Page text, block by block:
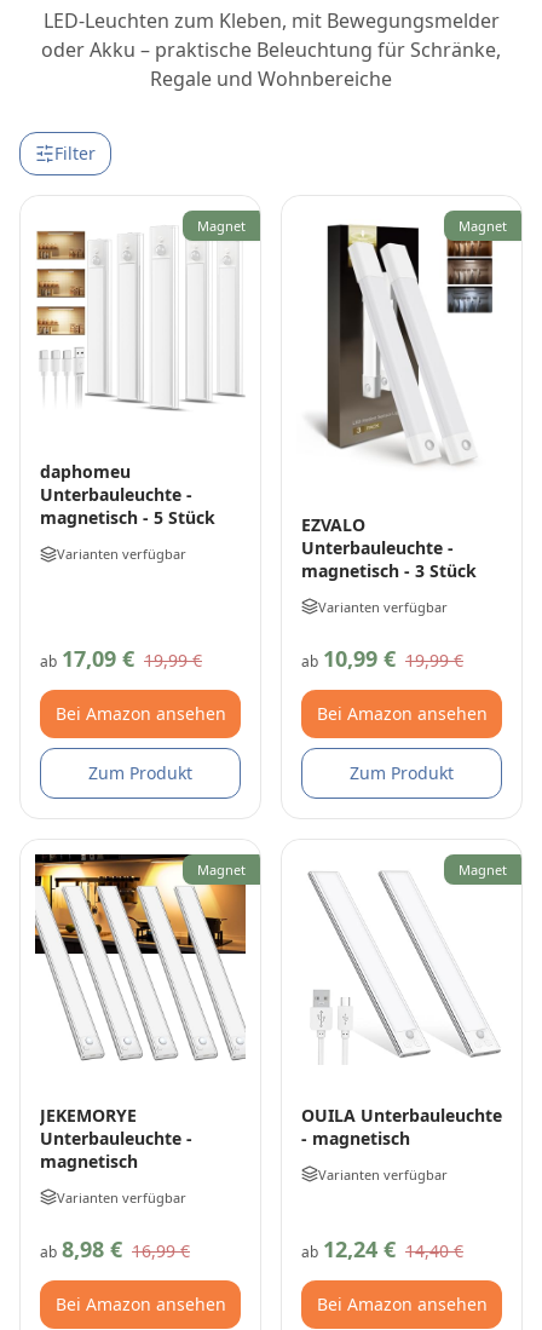
LED-Leuchten zum Kleben, mit Bewegungsmelder
oder Akku – praktische Beleuchtung für Schränke,
Regale und Wohnbereiche
Filter
Magnet
daphomeu
Unterbauleuchte -
magnetisch - 5 Stück
Varianten verfügbar
ab 17,09 € 19,99 €
Bei Amazon ansehen
Zum Produkt
Magnet
EZVALO
Unterbauleuchte -
magnetisch - 3 Stück
Varianten verfügbar
ab 10,99 € 19,99 €
Bei Amazon ansehen
Zum Produkt
Magnet
JEKEMORYE
Unterbauleuchte -
magnetisch
Varianten verfügbar
ab 8,98 € 16,99 €
Bei Amazon ansehen
Magnet
OUILA Unterbauleuchte
- magnetisch
Varianten verfügbar
ab 12,24 € 14,40 €
Bei Amazon ansehen